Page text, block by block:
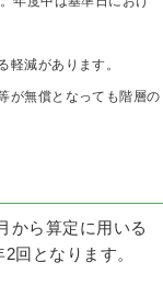
軽減があります。
が無償となっても階層の
から算定に用いる
回となります。